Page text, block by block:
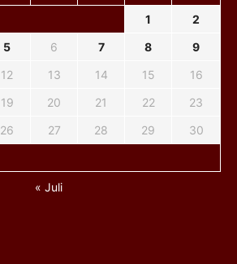
1
2
5 6 7 8
9
12 13 14 15
16
19 20 21 22
23
26 27 28 29
30
« Juli